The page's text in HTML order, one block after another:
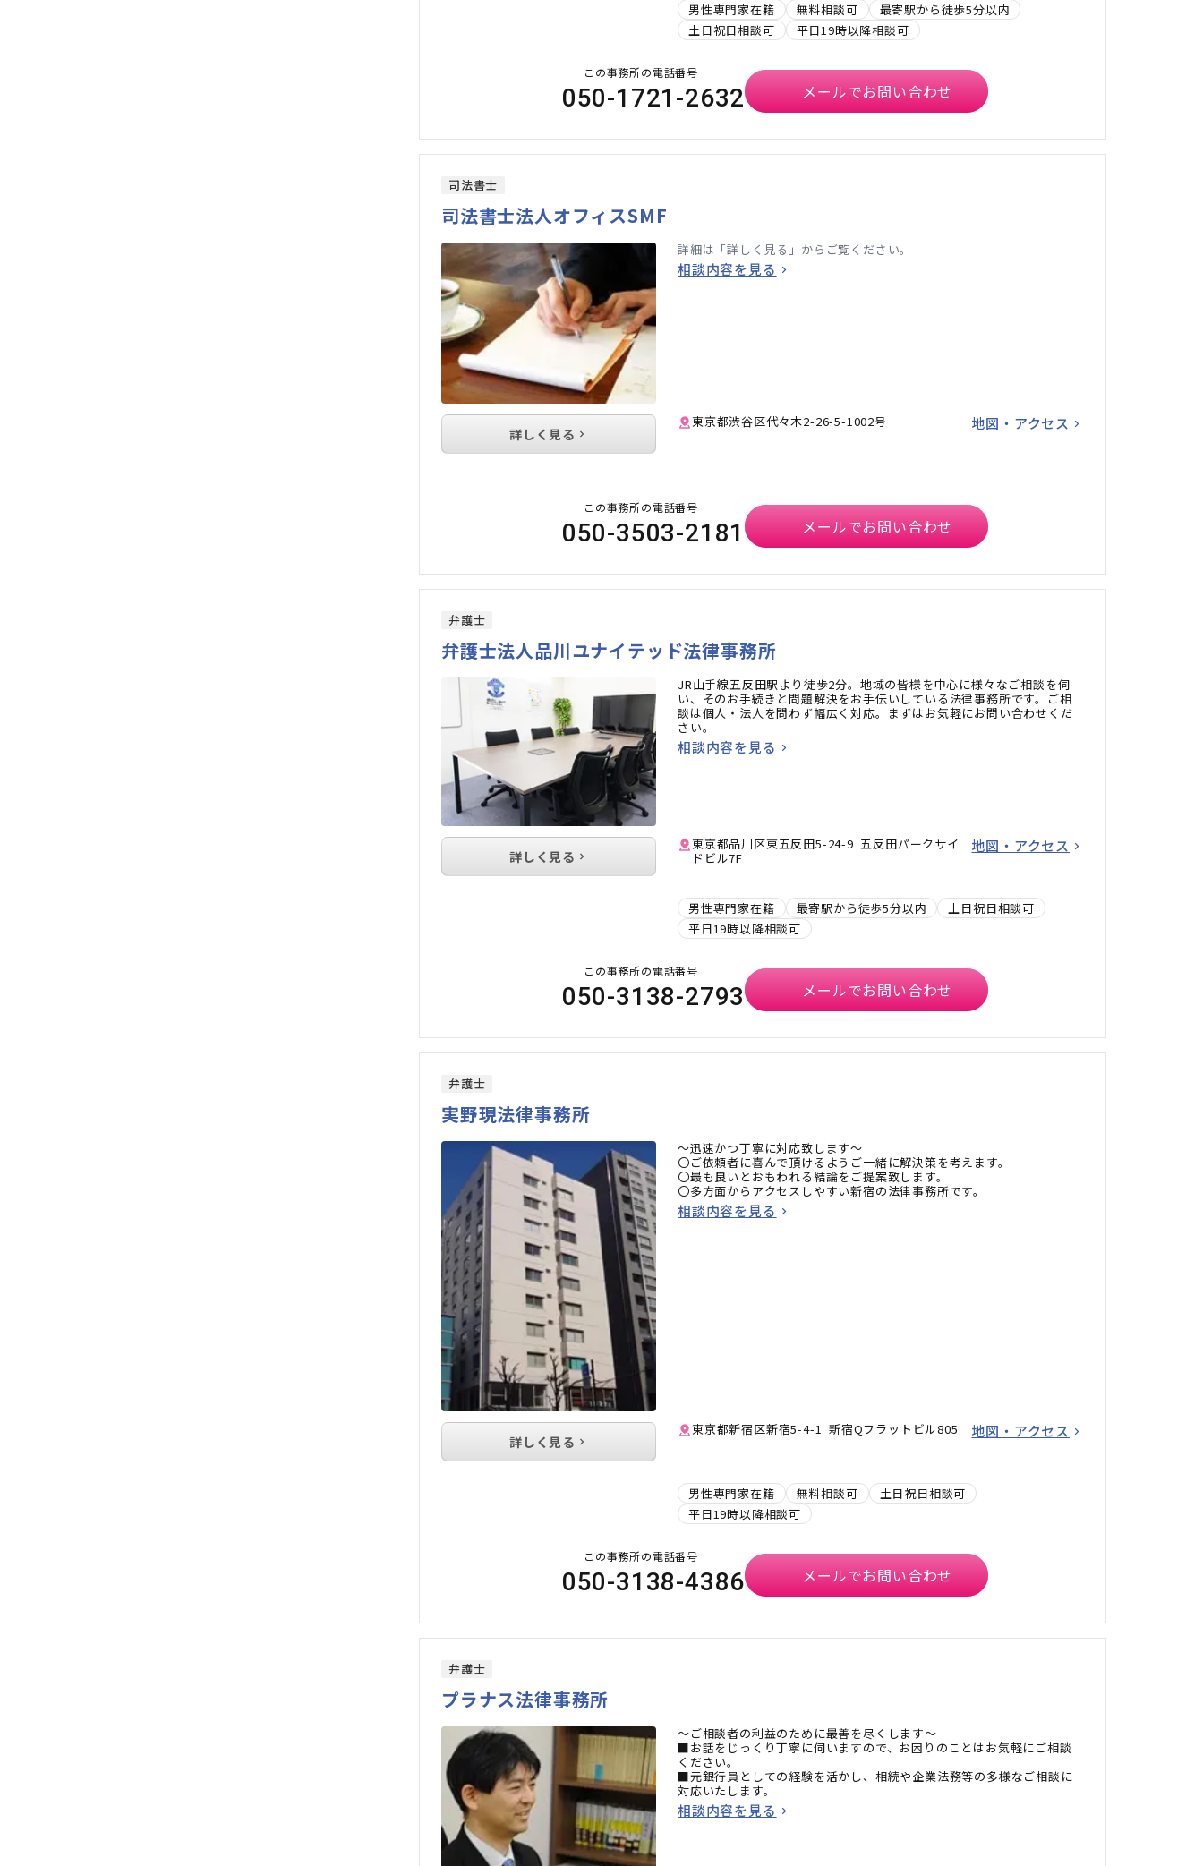
男性専門家在籍 無料相談可
最寄駅から徒歩5分以内
土日祝日相談可
平日19時以降相談可
この事務所の電話番号
050-1721-2632 メールでお問い合わせ
司法書士
司法書士法人オフィスSMF
詳細は「詳しく見る」からご覧ください。
相談内容を見る
東京都渋谷区代々木2-26-5-1002号 地図・アクセス
詳しく見る
この事務所の電話番号
050-3503-2181 メールでお問い合わせ
弁護士
弁護士法人品川ユナイテッド法律事務所
JR山手線五反田駅より徒歩2分。地域の皆様を中心に様々なご相談を伺
い、そのお手続きと問題解決をお手伝いしている法律事務所です。ご相
談は個人・法人を問わず幅広く対応。まずはお気軽にお問い合わせくだ
さい。
相談内容を見る
東京都品川区東五反田5-24-9 五反田パークサイ
ドビル7F
地図・アクセス
男性専門家在籍 最寄駅から徒歩5分以内
土日祝日相談可
平日19時以降相談可
詳しく見る
この事務所の電話番号
050-3138-2793 メールでお問い合わせ
弁護士
実野現法律事務所
～迅速かつ丁寧に対応致します～
〇ご依頼者に喜んで頂けるようご一緒に解決策を考えます。
〇最も良いとおもわれる結論をご提案致します。
〇多方面からアクセスしやすい新宿の法律事務所です。
相談内容を見る
東京都新宿区新宿5-4-1 新宿Qフラットビル805 地図・アクセス
男性専門家在籍 無料相談可
土日祝日相談可
平日19時以降相談可
詳しく見る
この事務所の電話番号
050-3138-4386 メールでお問い合わせ
弁護士
プラナス法律事務所
～ご相談者の利益のために最善を尽くします～
■お話をじっくり丁寧に伺いますので、お困りのことはお気軽にご相談
ください。
■元銀行員としての経験を活かし、相続や企業法務等の多様なご相談に
対応いたします。
相談内容を見る